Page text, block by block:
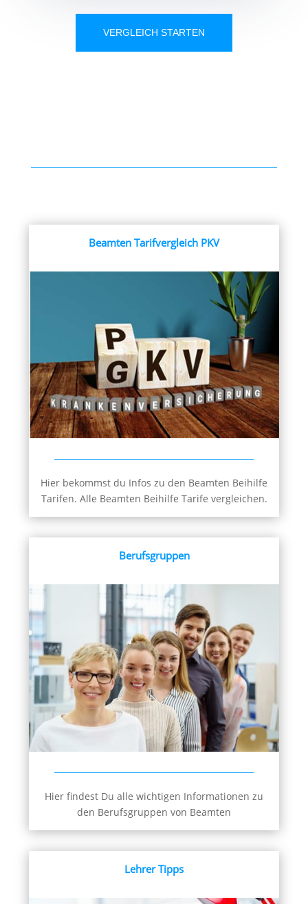
VERGLEICH STARTEN
Beamten Tarifvergleich PKV
Hier bekommst du Infos zu den Beamten Beihilfe
Tarifen. Alle Beamten Beihilfe Tarife vergleichen.
Berufsgruppen
Hier findest Du alle wichtigen Informationen zu
den Berufsgruppen von Beamten
Lehrer Tipps